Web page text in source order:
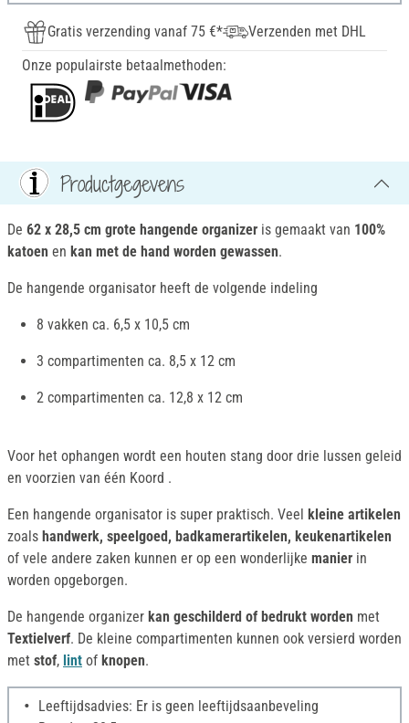
Gratis verzending vanaf 75 €*
Verzenden met DHL
Onze populairste betaalmethoden:
Productgegevens
De 62 x 28,5 cm grote hangende organizer is gemaakt van 100%
katoen en kan met de hand worden gewassen.
De hangende organisator heeft de volgende indeling
8 vakken ca. 6,5 x 10,5 cm
3 compartimenten ca. 8,5 x 12 cm
2 compartimenten ca. 12,8 x 12 cm
Voor het ophangen wordt een houten stang door drie lussen geleid
en voorzien van één Koord .
Een hangende organisator is super praktisch. Veel kleine artikelen
zoals handwerk, speelgoed, badkamerartikelen, keukenartikelen
of vele andere zaken kunnen er op een wonderlijke manier in
worden opgeborgen.
De hangende organizer kan geschilderd of bedrukt worden met
Textielverf. De kleine compartimenten kunnen ook versierd worden
met stof, lint of knopen.
Leeftijdsadvies: Er is geen leeftijdsaanbeveling